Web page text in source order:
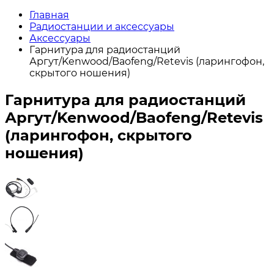
Главная
Радиостанции и аксессуары
Аксессуары
Гарнитура для радиостанций
Аргут/Kenwood/Baofeng/Retevis (ларингофон,
скрытого ношения)
Гарнитура для радиостанций
Аргут/Kenwood/Baofeng/Retevis
(ларингофон, скрытого
ношения)